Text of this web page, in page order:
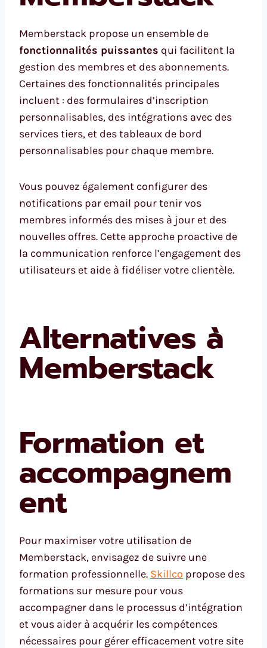
Memberstack propose un ensemble de
fonctionnalités puissantes qui facilitent la
gestion des membres et des abonnements.
Certaines des fonctionnalités principales
incluent : des formulaires d’inscription
personnalisables, des intégrations avec des
services tiers, et des tableaux de bord
personnalisables pour chaque membre.
Vous pouvez également configurer des
notifications par email pour tenir vos
membres informés des mises à jour et des
nouvelles offres. Cette approche proactive de
la communication renforce l’engagement des
utilisateurs et aide à fidéliser votre clientèle.
Alternatives à
Memberstack
Formation et
accompagnem
ent
Pour maximiser votre utilisation de
Memberstack, envisagez de suivre une
formation professionnelle. Skillco propose des
formations sur mesure pour vous
accompagner dans le processus d’intégration
et vous aider à acquérir les compétences
nécessaires pour gérer efficacement votre site